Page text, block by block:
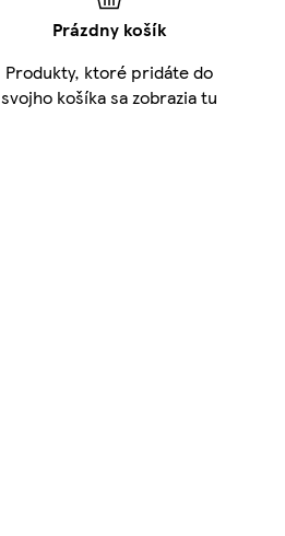
Prázdny košík
Produkty, ktoré pridáte do
svojho košíka sa zobrazia tu